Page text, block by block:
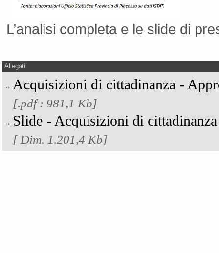
L’analisi completa e le slide di
Allegati
Acquisizioni di cittadinanza -
[.pdf : 981,1 Kb]
Slide - Acquisizioni di cittadinanza
[ Dim. 1.201,4 Kb]